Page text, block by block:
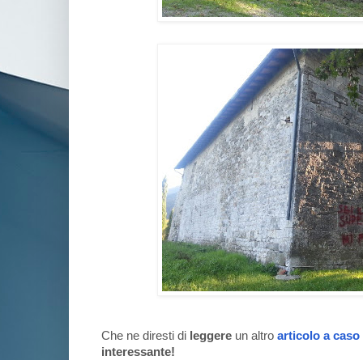
Che ne diresti di leggere un altro articolo a caso
interessante!